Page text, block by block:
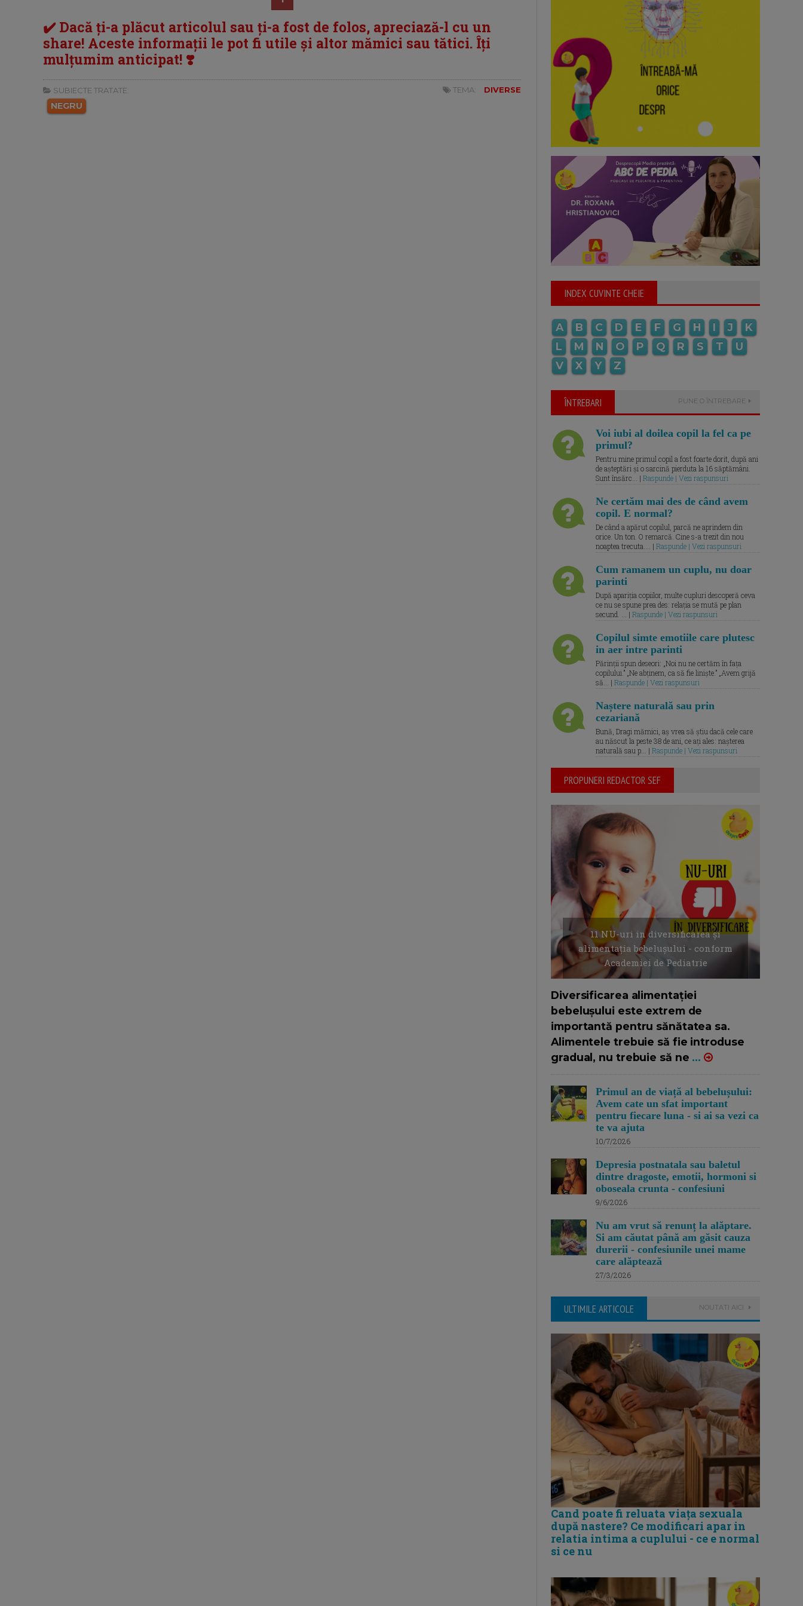
✔️ Dacă ți-a plăcut articolul sau ți-a fost de folos, apreciază-l cu un
share! Aceste informații le pot fi utile și altor mămici sau tătici. Îți
mulțumim anticipat! ❣️
SUBIECTE TRATATE:
NEGRU
TEMA: DIVERSE
INDEX CUVINTE CHEIE
A B C D E F G H I J
K
L
M N O P Q R S T
U
V
X Y Z
ÎNTREBARI PUNE O ÎNTREBARE
Voi iubi al doilea copil la fel ca pe
primul?
Pentru mine primul copil a fost foarte dorit, după ani
de așteptări și o sarcină pierduta la 16 săptămâni.
Sunt însărc... | Raspunde | Vezi raspunsuri
Ne certăm mai des de când avem
copil. E normal?
De când a apărut copilul, parcă ne aprindem din
orice. Un ton. O remarcă. Cine s-a trezit din nou
noaptea trecuta.... | Raspunde | Vezi raspunsuri
Cum ramanem un cuplu, nu doar
parinti
După apariția copiilor, multe cupluri descoperă ceva
ce nu se spune prea des: relația se mută pe plan
secund. ... | Raspunde | Vezi raspunsuri
Copilul simte emotiile care plutesc
in aer intre parinti
Părinții spun deseori: „Noi nu ne certăm în fața
copilului.” „Ne abținem, ca să fie liniște.” „Avem grijă
să... | Raspunde | Vezi raspunsuri
Naștere naturală sau prin
cezariană
Bună, Dragi mămici, aș vrea să știu dacă cele care
au născut la peste 38 de ani, ce ați ales: nașterea
naturală sau p... | Raspunde | Vezi raspunsuri
PROPUNERI REDACTOR SEF
11 NU-uri in diversificarea și
alimentația bebelușului - conform
Academiei de Pediatrie
Diversificarea alimentației
bebelușului este extrem de
importantă pentru sănătatea sa.
Alimentele trebuie să fie introduse
gradual, nu trebuie să ne ...
Primul an de viață al bebelușului:
Avem cate un sfat important
pentru fiecare luna - si ai sa vezi ca
te va ajuta
10/7/2026
Depresia postnatala sau baletul
dintre dragoste, emotii, hormoni si
oboseala crunta - confesiuni
9/6/2026
Nu am vrut să renunț la alăptare.
Si am căutat până am găsit cauza
durerii - confesiunile unei mame
care alăptează
27/3/2026
ULTIMILE ARTICOLE NOUTATI AICI
Cand poate fi reluata viața sexuala
după nastere? Ce modificari apar in
relatia intima a cuplului - ce e normal
si ce nu